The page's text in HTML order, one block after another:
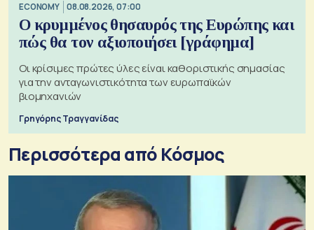
ECONOMY 08.08.2026, 07:00
Ο κρυμμένος θησαυρός της Ευρώπης και
πώς θα τον αξιοποιήσει [γράφημα]
Οι κρίσιμες πρώτες ύλες είναι καθοριστικής σημασίας
για την ανταγωνιστικότητα των ευρωπαϊκών
βιομηχανιών
Γρηγόρης Τραγγανίδας
Περισσότερα από Κόσμος